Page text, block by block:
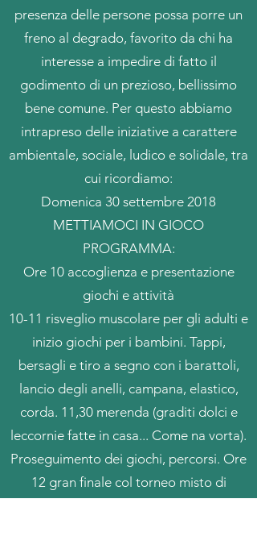
presenza delle persone possa porre un
freno al degrado, favorito da chi ha
interesse a impedire di fatto il
godimento di un prezioso, bellissimo
bene comune. Per questo abbiamo
intrapreso delle iniziative a carattere
ambientale, sociale, ludico e solidale, tra
cui ricordiamo:
Domenica 30 settembre 2018
METTIAMOCI IN GIOCO
PROGRAMMA:
Ore 10 accoglienza e presentazione
giochi e attività
10-11 risveglio muscolare per gli adulti e
inizio giochi per i bambini. Tappi,
bersagli e tiro a segno con i barattoli,
lancio degli anelli, campana, elastico,
corda. 11,30 merenda (graditi dolci e
leccornie fatte in casa... Come na vorta).
Proseguimento dei giochi, percorsi. Ore
12 gran finale col torneo misto di